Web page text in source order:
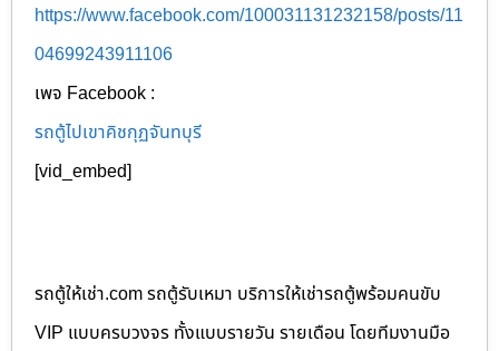
https://www.facebook.com/100031131232158/posts/11
04699243911106
เพจ Facebook :
รถตู้ไปเขาคิชกุฏจันทบุรี
[vid_embed]
รถตู้ให้เช่า.com รถตู้รับเหมา บริการให้เช่ารถตู้พร้อมคนขับ
VIP แบบครบวงจร ทั้งแบบรายวัน รายเดือน โดยทีมงานมือ